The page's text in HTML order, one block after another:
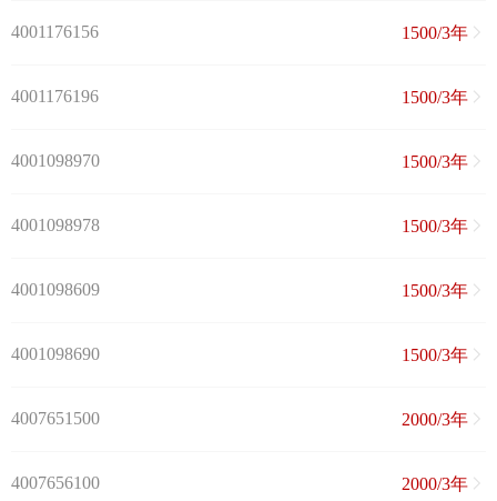
4001176156 1500/3年
4001176196 1500/3年
4001098970 1500/3年
4001098978 1500/3年
4001098609 1500/3年
4001098690 1500/3年
4007651500 2000/3年
4007656100 2000/3年